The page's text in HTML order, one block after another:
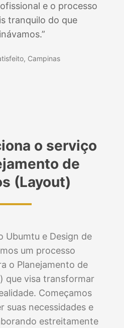
e o processo
tranquilo do que
Campinas
o serviço
de
(Layout)
Ubumtu e Design de
um processo
o Planejamento de
que visa transformar
Começamos
suas necessidades e
estreitamente